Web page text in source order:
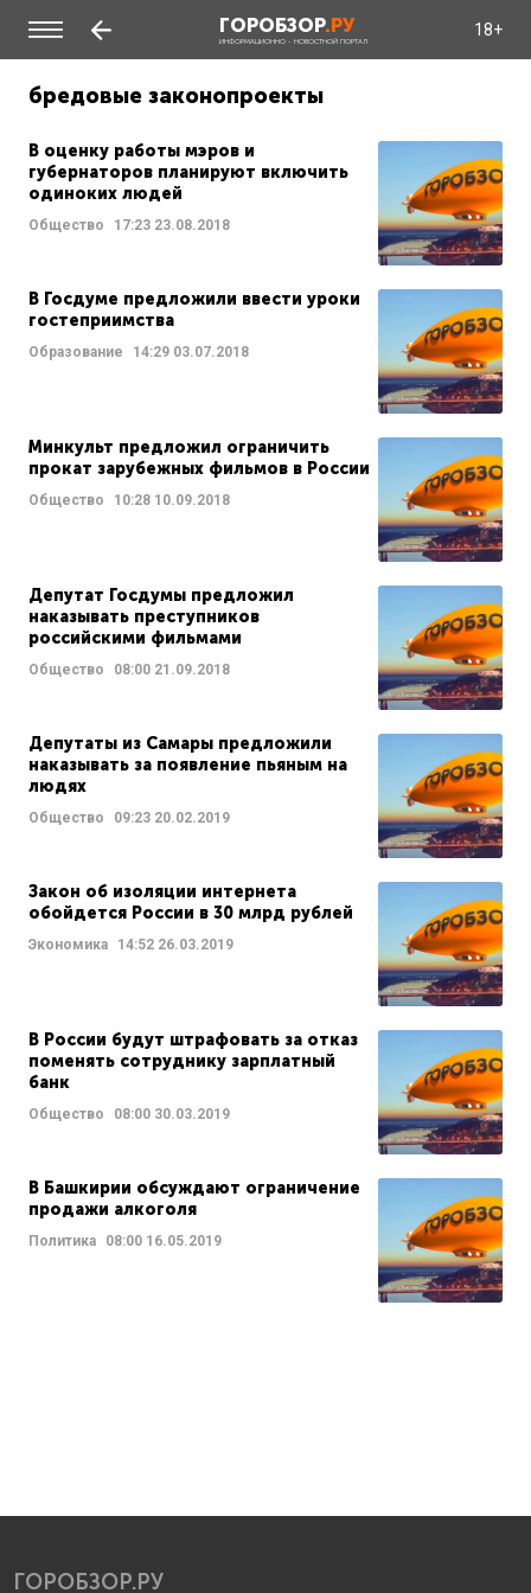
ГОРОБЗОР.РУ
ИНФОРМАЦИОННО - НОВОСТНОЙ ПОРТАЛ
18+
бредовые законопроекты
В оценку работы мэров и
губернаторов планируют включить
одиноких людей
Общество 17:23 23.08.2018
В Госдуме предложили ввести уроки
гостеприимства
Образование 14:29 03.07.2018
Минкульт предложил ограничить
прокат зарубежных фильмов в России
Общество 10:28 10.09.2018
Депутат Госдумы предложил
наказывать преступников
российскими фильмами
Общество 08:00 21.09.2018
Депутаты из Самары предложили
наказывать за появление пьяным на
людях
Общество 09:23 20.02.2019
Закон об изоляции интернета
обойдется России в 30 млрд рублей
Экономика 14:52 26.03.2019
В России будут штрафовать за отказ
поменять сотруднику зарплатный
банк
Общество 08:00 30.03.2019
В Башкирии обсуждают ограничение
продажи алкоголя
Политика 08:00 16.05.2019
ГОРОБЗОР.РУ